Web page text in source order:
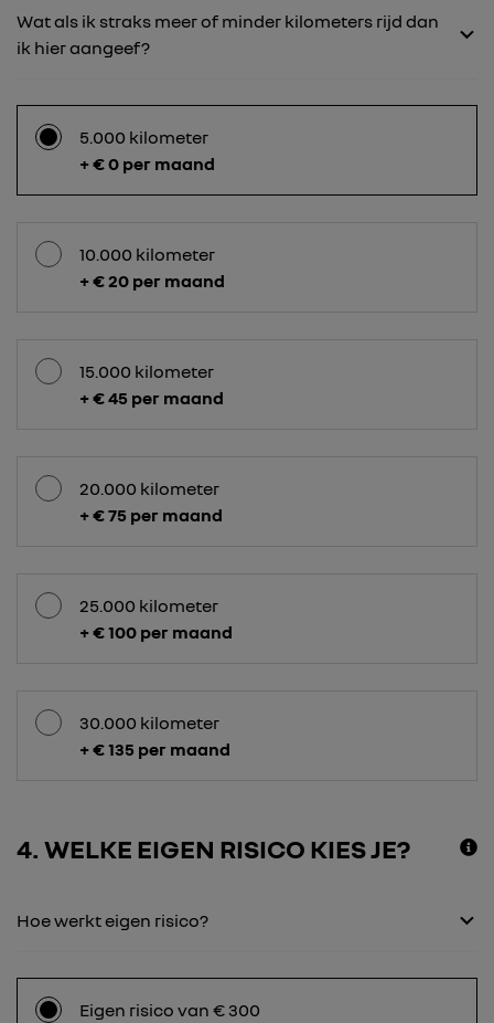
Wat als ik straks meer of minder kilometers rijd dan
ik hier aangeef?
5.000 kilometer
+ € 0 per maand
10.000 kilometer
+ € 20 per maand
15.000 kilometer
+ € 45 per maand
20.000 kilometer
+ € 75 per maand
25.000 kilometer
+ € 100 per maand
30.000 kilometer
+ € 135 per maand
4 WELKE EIGEN RISICO KIES JE?
Hoe werkt eigen risico?
Eigen risico van € 300